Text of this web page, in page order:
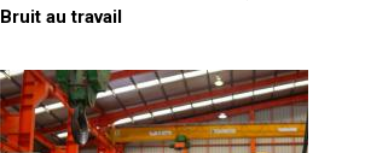
Bruit au travail